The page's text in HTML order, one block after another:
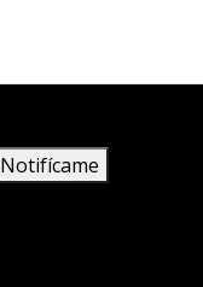
Notifícame